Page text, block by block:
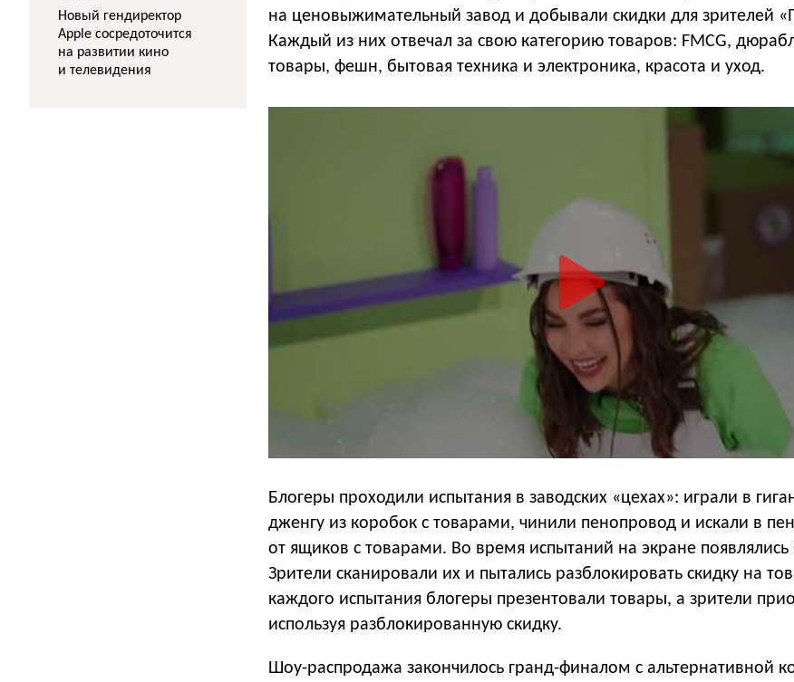
на ценовыжимательный завод и добывали скидки для зрителей
Каждый из них отвечал за свою категорию товаров: FMCG,
товары, фешн, бытовая техника и электроника, красота и уход.
Блогеры проходили испытания в заводских «цехах»: играли в
дженгу из коробок с товарами, чинили пенопровод и искали в
от ящиков с товарами. Во время испытаний на экране появлялись
Зрители сканировали их и пытались разблокировать скидку на
каждого испытания блогеры презентовали товары, а зрители
используя разблокированную скидку.
Шоу-распродажа закончилось гранд-финалом с альтернативной
Новый гендиректор
Apple сосредоточится
на развитии кино
и телевидения